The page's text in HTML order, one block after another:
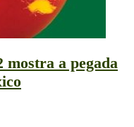
mostra a pegada